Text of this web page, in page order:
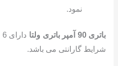
نمود.
باتری 90 آمپر باتری ولتا
شرایط گارانتی می باشد.